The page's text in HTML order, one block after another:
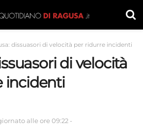
dissuasori di velocità per ridurre incidenti
di velocità
incidenti
alle ore 09:22 -